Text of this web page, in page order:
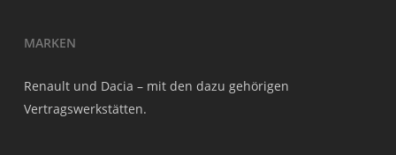
MARKEN
Renault und Dacia – mit den dazu gehörigen
Vertragswerkstätten.